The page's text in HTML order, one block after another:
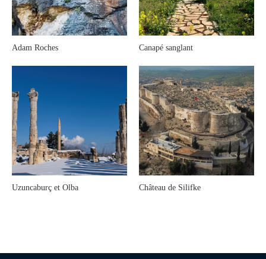
Adam Roches Canapé sanglant
Uzuncaburç et Olba Château de Silifke